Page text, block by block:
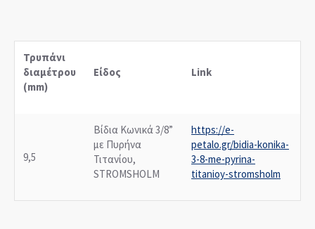
Τρυπάνι
διαμέτρου
(mm)
Είδος Link
9,5
Βίδια Κωνικά 3/8”
με Πυρήνα
Τιτανίου,
STROMSHOLM
https://e-
petalo.gr/bidia-konika-
3-8-me-pyrina-
titanioy-stromsholm